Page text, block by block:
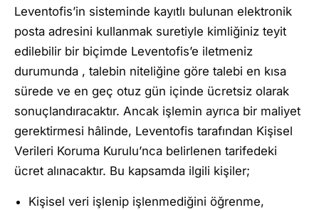
Leventofis’in sisteminde kayıtlı bulunan elektronik
posta adresini kullanmak suretiyle kimliğiniz teyit
edilebilir bir biçimde Leventofis’e iletmeniz
durumunda , talebin niteliğine göre talebi en kısa
sürede ve en geç otuz gün içinde ücretsiz olarak
sonuçlandıracaktır. Ancak işlemin ayrıca bir maliyet
gerektirmesi hâlinde, Leventofis tarafından Kişisel
Verileri Koruma Kurulu’nca belirlenen tarifedeki
ücret alınacaktır. Bu kapsamda ilgili kişiler;
Kişisel veri işlenip işlenmediğini öğrenme,